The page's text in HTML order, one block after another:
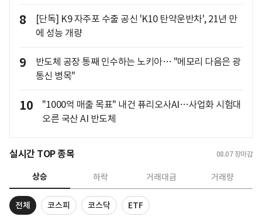
8
[단독] K9 자주포 수출 공신 'K10 탄약운반차', 21년 만
에 성능 개량
9
반도체 공장 통째 인수하는 노키아… "메모리 다음은 광
통신 병목"
10
"1000억 매출 목표" 내건 퓨리오사AI…사업화 시험대
오른 국산 AI 반도체
실시간 TOP 종목 08.07 장마감
상승 하락 거래대금 거래량
전체 코스피 코스닥 ETF